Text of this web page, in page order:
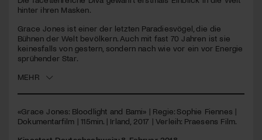
hinter ihren Masken.
Grace Jones ist einer der letzten Paradiesvögel, die die
Bühnen der Welt bevölkern. Auch mit fast 70 Jahren ist sie
keinesfalls von gestern, sondern nach wie vor ein vor Energie
sprühender Star.
MEHR
«Grace Jones: Bloodlight and Bami» | Regie: Sophie Fiennes |
Dokumentarfilm | 115min. | Irland, 2017 | Verleih: Praesens Film.
Jetzt Mitglied werden